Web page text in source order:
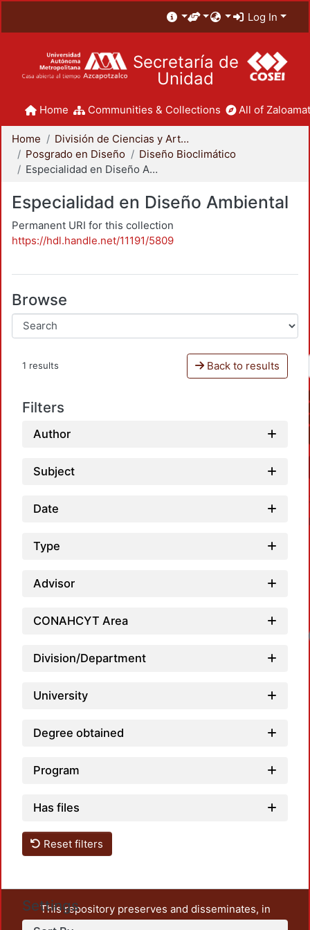
Log In
Secretaría de
Unidad
Home Communities & Collections All of
Home
División de Ciencias y Artes para el Diseño
Posgrado en Diseño
Diseño Bioclimático
Especialidad en Diseño Ambiental
Especialidad en Diseño Ambiental
Permanent URI for this collection
https://hdl.handle.net/11191/5809
Browse
1 results Back to results
Filters
Author
Subject
Date
Type
Advisor
CONAHCYT Area
Division/Department
University
Degree obtained
Program
Has files
Reset filters
Settings
This repository preserves and disseminates, in
unrestricted open access, the teaching and research